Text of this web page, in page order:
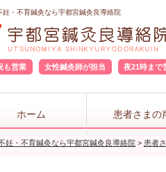
妊・不育鍼灸なら宇都宮鍼灸良導絡院
も営業 女性鍼灸師が担当 夜21時まで
ホーム 患者さまの
妊・不育鍼灸なら宇都宮鍼灸良導絡院 > 患者